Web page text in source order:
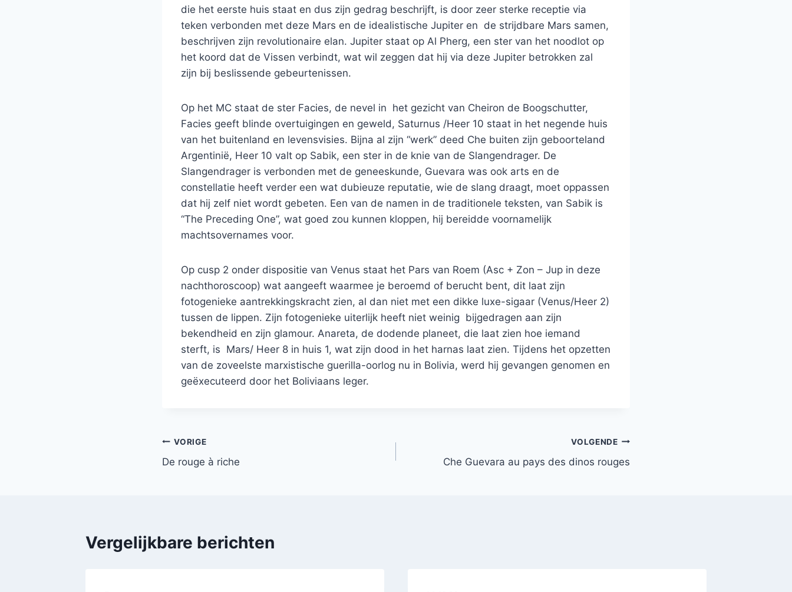
die het eerste huis staat en dus zijn gedrag beschrijft, is door zeer sterke receptie via
teken verbonden met deze Mars en de idealistische Jupiter en de strijdbare Mars samen,
beschrijven zijn revolutionaire elan. Jupiter staat op Al Pherg, een ster van het noodlot op
het koord dat de Vissen verbindt, wat wil zeggen dat hij via deze Jupiter betrokken zal
zijn bij beslissende gebeurtenissen.
Op het MC staat de ster Facies, de nevel in het gezicht van Cheiron de Boogschutter,
Facies geeft blinde overtuigingen en geweld, Saturnus /Heer 10 staat in het negende huis
van het buitenland en levensvisies. Bijna al zijn “werk” deed Che buiten zijn geboorteland
Argentinië, Heer 10 valt op Sabik, een ster in de knie van de Slangendrager. De
Slangendrager is verbonden met de geneeskunde, Guevara was ook arts en de
constellatie heeft verder een wat dubieuze reputatie, wie de slang draagt, moet oppassen
dat hij zelf niet wordt gebeten. Een van de namen in de traditionele teksten, van Sabik is
“The Preceding One”, wat goed zou kunnen kloppen, hij bereidde voornamelijk
machtsovernames voor.
Op cusp 2 onder dispositie van Venus staat het Pars van Roem (Asc + Zon – Jup in deze
nachthoroscoop) wat aangeeft waarmee je beroemd of berucht bent, dit laat zijn
fotogenieke aantrekkingskracht zien, al dan niet met een dikke luxe-sigaar (Venus/Heer 2)
tussen de lippen. Zijn fotogenieke uiterlijk heeft niet weinig bijgedragen aan zijn
bekendheid en zijn glamour. Anareta, de dodende planeet, die laat zien hoe iemand
sterft, is Mars/ Heer 8 in huis 1, wat zijn dood in het harnas laat zien. Tijdens het opzetten
van de zoveelste marxistische guerilla-oorlog nu in Bolivia, werd hij gevangen genomen en
geëxecuteerd door het Boliviaans leger.
Bericht
navigatie
VORIGE
De rouge à riche
VOLGENDE
Che Guevara au pays des dinos rouges
Vergelijkbare berichten